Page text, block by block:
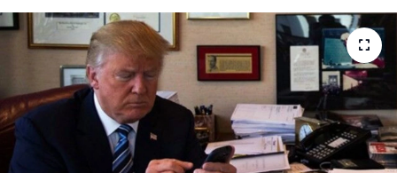
Haber Arşivi